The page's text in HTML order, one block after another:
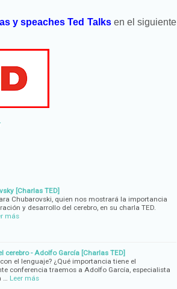
y speaches Ted Talksen el siguiente
[Charlas TED]
Chubarovski, quien nos mostrará la importancia
y desarrollo del cerebro, en su charla TED.
más
cerebro - Adolfo García [Charlas TED]
el lenguaje? ¿Qué importancia tiene el
conferencia traemos a Adolfo García, especialista
… Leer más